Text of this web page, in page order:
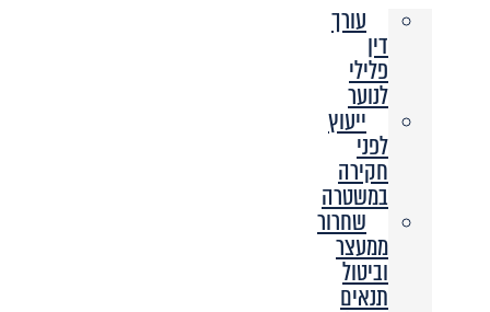
עורך
דין
פלילי
לנוער
ייעוץ
לפני
חקירה
במשטרה
שחרור
ממעצר
וביטול
תנאים